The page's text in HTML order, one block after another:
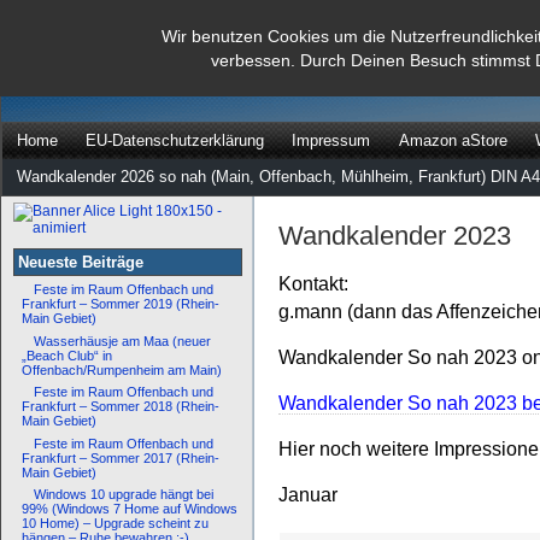
Wir benutzen Cookies um die
verbessen. Durch Deinen Besuch stimmst
dann rate mal
Home EU-Datenschutzerklärung Impressum Amazon aStore
Wandkalender 2026 so nah (Main, Offenbach, Mühlheim, Frankfurt) DIN
Neueste Beiträge
Feste im Raum Offenbach und
Frankfurt – Sommer 2019 (Rhein-
Main Gebiet)
Wasserhäusje am Maa (neuer
„Beach Club“ in
Offenbach/Rumpenheim am Main)
Feste im Raum Offenbach und
Frankfurt – Sommer 2018 (Rhein-
Main Gebiet)
Feste im Raum Offenbach und
Frankfurt – Sommer 2017 (Rhein-
Main Gebiet)
Windows 10 upgrade hängt bei
99% (Windows 7 Home auf Windows
10 Home) – Upgrade scheint zu
Wandkalender 2023
Kontakt:
g.mann (dann das
Wandkalender So nah 2023
Wandkalender So nah 2023
Hier noch weitere
Januar